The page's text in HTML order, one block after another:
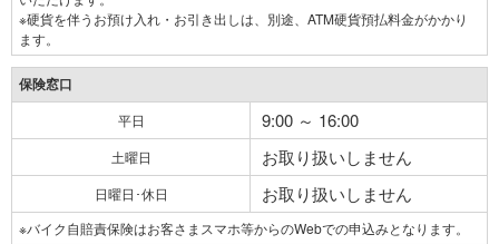
※硬貨を伴うお預け入れ・お引き出しは、別途、ATM硬貨預払料金がかかり
ます。
保険窓口
平日 9:00 ～ 16:00
土曜日 お取り扱いしません
日曜日･休日 お取り扱いしません
※バイク自賠責保険はお客さまスマホ等からのWebでの申込みとなります。